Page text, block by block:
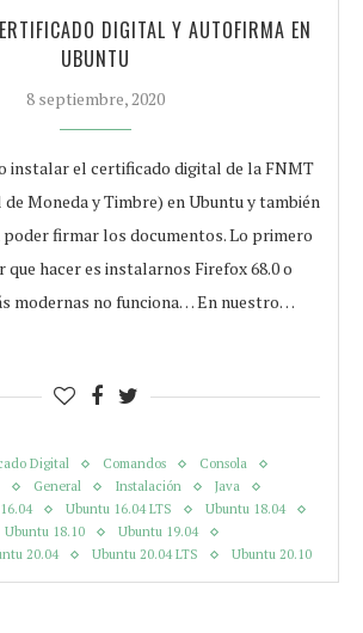
DIGITAL Y AUTOFIRMA EN
UBUNTU
8 septiembre, 2020
instalar el certificado digital de la FNMT
Moneda y Timbre) en Ubuntu y también
firmar los documentos. Lo primero
que hacer es instalarnos Firefox 68.0 o
modernas no funciona… En nuestro…
Digital Comandos
Consola
General Instalación
Java
Ubuntu 16.04 LTS
Ubuntu 18.04
Ubuntu 18.10
Ubuntu 19.04
20.04 Ubuntu 20.04 LTS Ubuntu 20.10